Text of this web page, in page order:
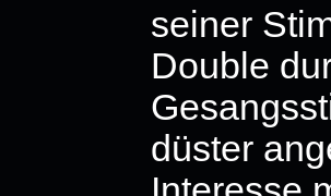
seiner
Double
düster